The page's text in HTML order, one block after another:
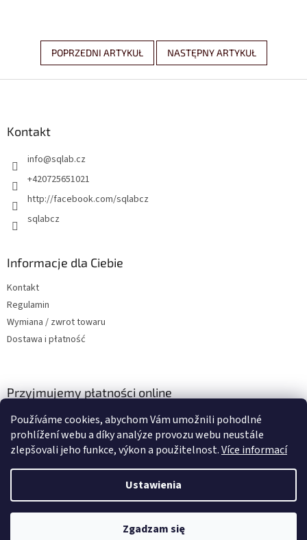
Používáme cookies, abychom Vám umožnili pohodlné
prohlížení webu a díky analýze provozu webu neustále
zlepšovali jeho funkce, výkon a použitelnost.Více informací
Ustawienia
Zgadzam się
POPRZEDNI ARTYKUŁ NASTĘPNY ARTYKUŁ
Kontakt
info@sqlab.cz
+420725651021
http://facebook.com/sqlabcz
sqlabcz
Informacje dla Ciebie
Kontakt
Regulamin
Wymiana / zwrot towaru
Dostawa i płatność
Przyjmujemy płatności online
Opracował Shoptet
SQlab Polska. Wszystkie prawa zastrzeżone.